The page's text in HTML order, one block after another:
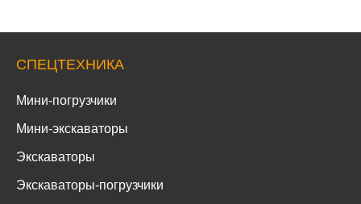
СПЕЦТЕХНИКА
Мини-погрузчики
Мини-экскаваторы
Экскаваторы
Экскаваторы-погрузчики